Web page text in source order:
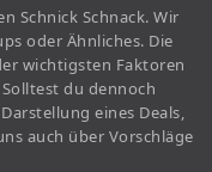
Schnick Schnack. Wir
oder Ähnliches. Die
wichtigsten Faktoren
du dennoch
eines Deals,
auch über Vorschläge